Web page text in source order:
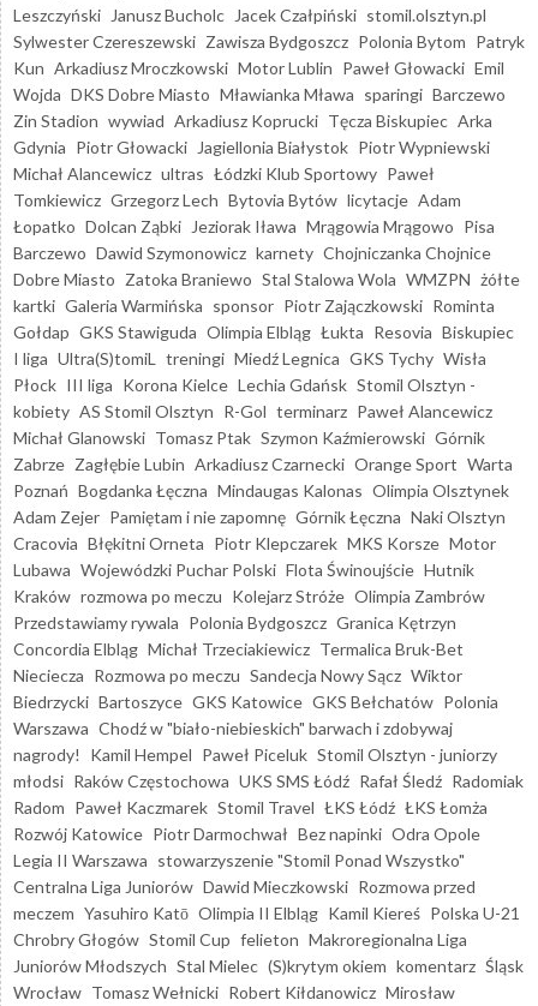
Leszczyński
Janusz Bucholc Jacek Czałpiński stomil.olsztyn.pl
Sylwester Czereszewski Zawisza Bydgoszcz Polonia Bytom Patryk
Kun Arkadiusz Mroczkowski Motor Lublin Paweł Głowacki Emil
Wojda DKS Dobre Miasto Mławianka Mława sparingi Barczewo
Zin Stadion wywiad Arkadiusz Koprucki Tęcza Biskupiec Arka
Gdynia Piotr Głowacki Jagiellonia Białystok Piotr Wypniewski
Michał Alancewicz ultras Łódzki Klub Sportowy Paweł
Tomkiewicz Grzegorz Lech Bytovia Bytów licytacje Adam
Łopatko Dolcan Ząbki Jeziorak Iława Mrągowia Mrągowo Pisa
Barczewo Dawid Szymonowicz karnety Chojniczanka Chojnice
Dobre Miasto Zatoka Braniewo Stal Stalowa Wola WMZPN żółte
kartki Galeria Warmińska sponsor Piotr Zajączkowski Rominta
Gołdap GKS Stawiguda Olimpia Elbląg Łukta Resovia Biskupiec
I liga Ultra(S)tomiL treningi Miedź Legnica GKS Tychy Wisła
Płock III liga Korona Kielce Lechia Gdańsk Stomil Olsztyn -
kobiety AS Stomil Olsztyn R-Gol terminarz Paweł Alancewicz
Michał Glanowski Tomasz Ptak Szymon Kaźmierowski Górnik
Zabrze Zagłębie Lubin Arkadiusz Czarnecki Orange Sport Warta
Poznań Bogdanka Łęczna Mindaugas Kalonas Olimpia Olsztynek
Adam Zejer Pamiętam i nie zapomnę Górnik Łęczna Naki Olsztyn
Cracovia Błękitni Orneta Piotr Klepczarek MKS Korsze Motor
Lubawa Wojewódzki Puchar Polski Flota Świnoujście Hutnik
Kraków rozmowa po meczu Kolejarz Stróże Olimpia Zambrów
Przedstawiamy rywala Polonia Bydgoszcz Granica Kętrzyn
Concordia Elbląg Michał Trzeciakiewicz Termalica Bruk-Bet
Nieciecza Rozmowa po meczu Sandecja Nowy Sącz Wiktor
Biedrzycki Bartoszyce GKS Katowice GKS Bełchatów Polonia
Warszawa Chodź w "biało-niebieskich" barwach i zdobywaj
nagrody!
Kamil Hempel Paweł Piceluk Stomil Olsztyn - juniorzy
młodsi Raków Częstochowa UKS SMS Łódź Rafał Śledź Radomiak
Radom Paweł Kaczmarek Stomil Travel ŁKS Łódź ŁKS Łomża
Rozwój Katowice Piotr Darmochwał Bez napinki Odra Opole
Legia II Warszawa stowarzyszenie "Stomil Ponad Wszystko"
Centralna Liga Juniorów Dawid Mieczkowski Rozmowa przed
meczem Yasuhiro Katō Olimpia II Elbląg Kamil Kiereś Polska U-21
Chrobry Głogów Stomil Cup felieton Makroregionalna Liga
Juniorów Młodszych Stal Mielec (S)krytym okiem komentarz Śląsk
Wrocław Tomasz Wełnicki Robert Kiłdanowicz Mirosław